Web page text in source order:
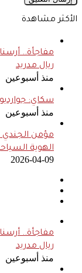
الأكثر مشاهدة
مفاجأة..
ريال مدريد
منذ أسبوعين
سكاي:
منذ أسبوعين
الهوية
2026-04-09
مفاجأة..
ريال مدريد
منذ أسبوعين